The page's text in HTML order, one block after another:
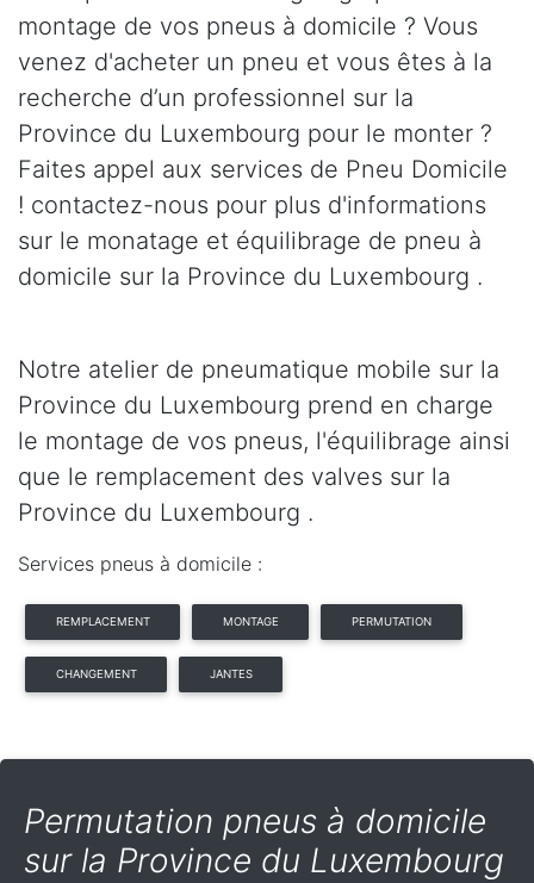
montage de vos pneus à domicile ? Vous
venez d'acheter un pneu et vous êtes à la
recherche d’un professionnel sur la
Province du Luxembourg pour le monter ?
Faites appel aux services de Pneu Domicile
! contactez-nous pour plus d'informations
sur le monatage et équilibrage de pneu à
domicile sur la Province du Luxembourg .
Notre atelier de pneumatique mobile sur la
Province du Luxembourg prend en charge
le montage de vos pneus, l'équilibrage ainsi
que le remplacement des valves sur la
Province du Luxembourg .
Services pneus à domicile :
REMPLACEMENT MONTAGE PERMUTATION
CHANGEMENT JANTES
Permutation pneus à domicile
sur la Province du Luxembourg